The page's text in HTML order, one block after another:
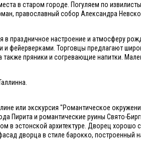
в старом городе. Погуляем по
православный собор Александра
в праздничное настроение и атмосферу
фейерверками. Торговцы предлагают
также пряники и согревающие напитки.
или экскурсия "Романтическое
Пирита и романтические руины Свято-
в эстонской архитектуре. Дворец хорошо
дворца в стиле барокко, построенный